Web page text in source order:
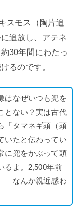
スモス（陶片追
追放し、アテネ
30年間にわたっ
るのです。
はなぜいつも兜を
とない？実は古代
「タマネギ頭（頭
いたと伝わってい
に兜をかぶって頭
るよ。2,500年前
なんか親近感わ